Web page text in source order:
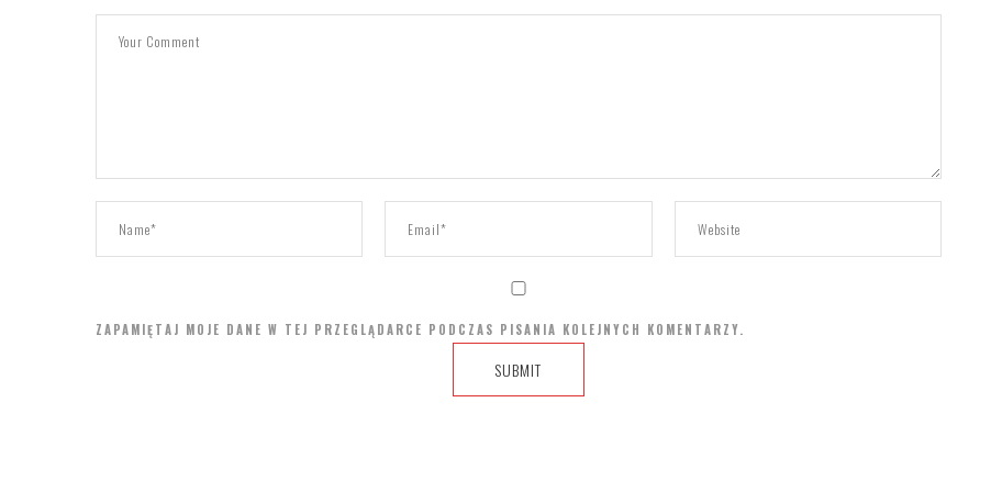
ZAPAMIĘTAJ MOJE DANE W TEJ PRZEGLĄDARCE PODCZAS PISANIA KOLEJNYCH KOMENTARZY.